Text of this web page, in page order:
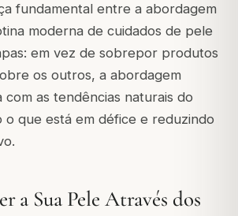
fundamental entre a abordagem
moderna de cuidados de pele
em vez de sobrepor produtos
os outros, a abordagem
com as tendências naturais do
o que está em défice e reduzindo
a Sua Pele Através dos